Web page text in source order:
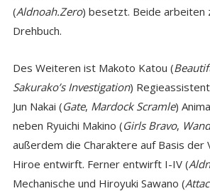
(Aldnoah.Zero) besetzt. Beide arbeiten
Drehbuch.
Des Weiteren ist Makoto Katou (
Sakurako’s Investigation)
Jun Nakai (Gate, Mardock Scramle)
neben Ryuichi Makino (Girls Bravo,
außerdem die Charaktere auf Basis der
Hiroe entwirft. Ferner entwirft I-IV (
Mechanische und Hiroyuki Sawano (